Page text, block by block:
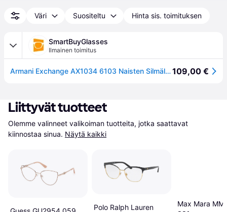
Väri Suositeltu Hinta sis. toimituksen
SmartBuyGlasses
Ilmainen toimitus
Armani Exchange AX1034 6103 Naisten Silmälasit Kulta-109,00 €
Liittyvät tuotteet
Olemme valinneet valikoiman tuotteita, jotka saattavat
kiinnostaa sinua. Näytä kaikki
Polo Ralph Lauren
Max Mara